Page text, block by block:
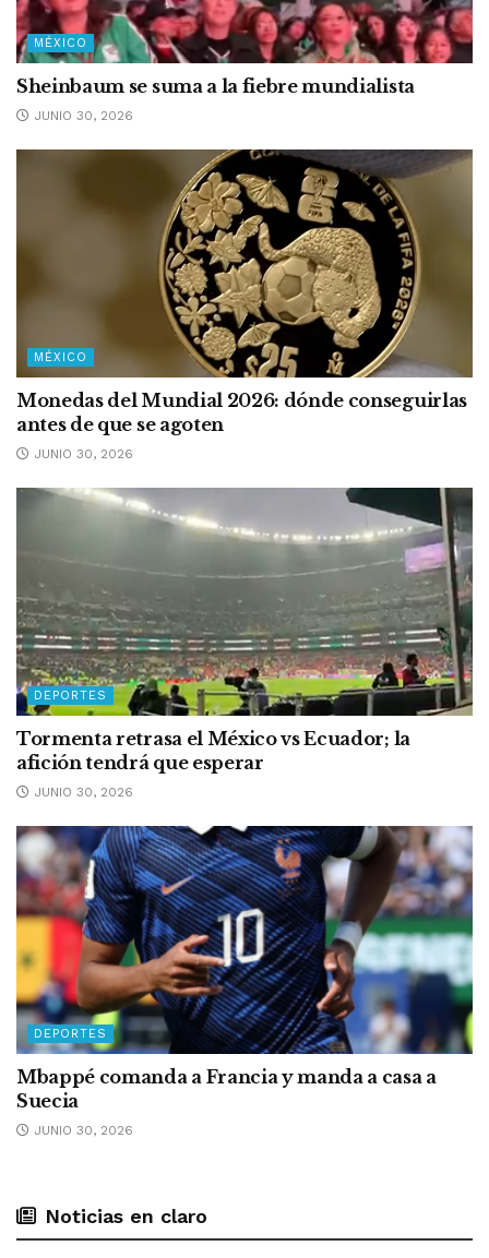
MÉXICO
Sheinbaum se suma a la fiebre mundialista
JUNIO 30, 2026
MÉXICO
Monedas del Mundial 2026: dónde conseguirlas
antes de que se agoten
JUNIO 30, 2026
DEPORTES
Tormenta retrasa el México vs Ecuador; la
afición tendrá que esperar
JUNIO 30, 2026
DEPORTES
Mbappé comanda a Francia y manda a casa a
Suecia
JUNIO 30, 2026
Noticias en claro